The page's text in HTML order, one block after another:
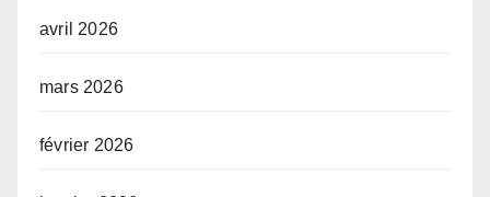
avril 2026
mars 2026
février 2026